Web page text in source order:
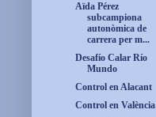
Aïda Pérez
subcampiona
autonòmica de
carrera per m...
Desafío Calar Río
Mundo
Control en Alacant
Control en València